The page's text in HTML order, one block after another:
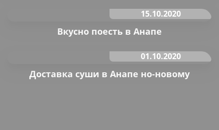
15.10.2020
Вкусно поесть в Анапе
01.10.2020
Доставка суши в Анапе но-новому